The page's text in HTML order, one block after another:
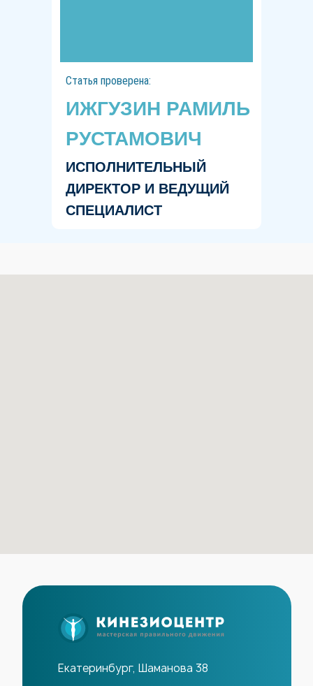
Статья проверена:
ИЖГУЗИН РАМИЛЬ
РУСТАМОВИЧ
ИСПОЛНИТЕЛЬНЫЙ
ДИРЕКТОР И ВЕДУЩИЙ
СПЕЦИАЛИСТ
Екатеринбург, Шаманова 38